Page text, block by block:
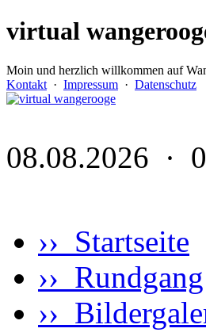
virtual
Moin und herzlich willkommen auf
Kontakt · Impressum · Datenschutz
08.08.2026 ·
›› Startseite
›› Rundgang
››